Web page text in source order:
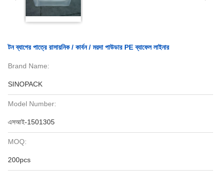
টন ব্যাগের পাত্রে রাসায়নিক / কার্বন / ময়দা পাউডার PE ব্যাফেল লাইনার
Brand Name:
SINOPACK
Model Number:
এসআই-1501305
MOQ:
200pcs